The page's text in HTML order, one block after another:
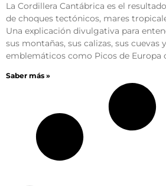
La Cordillera Cantábrica es el
de choques tectónicos, mares
Una explicación divulgativa para
sus montañas, sus calizas, sus cuevas
emblemáticos como Picos de Europa
Saber más »